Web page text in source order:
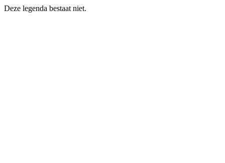
Deze legenda bestaat niet.